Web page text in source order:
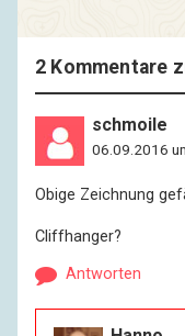
2 Kommentare
schmoile
06.09.2016
Obige Zeichnung
Cliffhanger?
Antworten